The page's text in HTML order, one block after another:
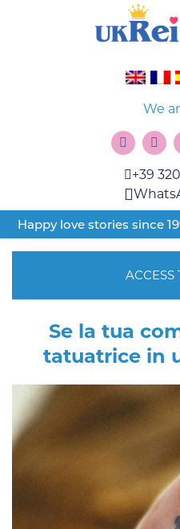
We
+39
Happy love stories since
ACCESS
Se la tua
tatuatrice in